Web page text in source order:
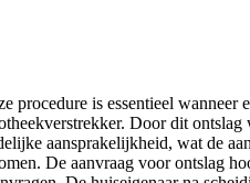
is essentieel wanneer
Door dit
aansprakelijkheid, wat de
De aanvraag voor ontslag